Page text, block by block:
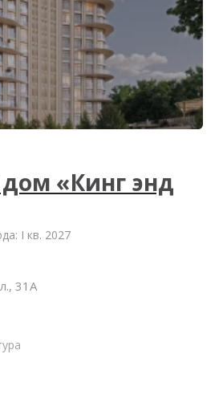
«Кинг энд
I кв. 2027
31А